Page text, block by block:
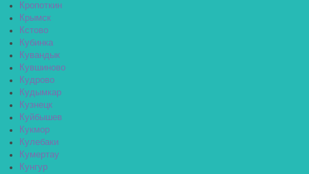
Кропоткин
Крымск
Кстово
Кубинка
Кувандык
Кувшиново
Кудрово
Кудымкар
Кузнецк
Куйбышев
Кукмор
Кулебаки
Кумертау
Кунгур